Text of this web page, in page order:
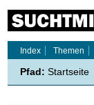
Index
Themen
Pfad: Startseite